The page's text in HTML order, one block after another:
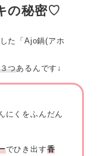
の秘密♡
た「Ajo鍋(アホ
つあるんです↓
にくをふんだん
でひき出す香